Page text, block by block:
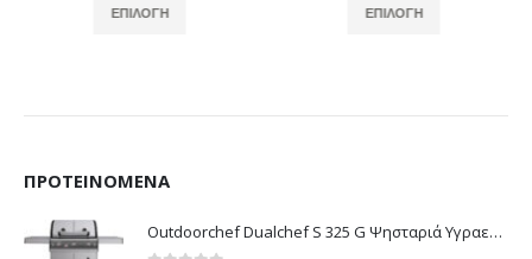
ΕΠΙΛΟΓΉ ΕΠΙΛΟΓΉ
ΠΡΟΤΕΙΝΌΜΕΝΑ
Outdoorchef Dualchef S 325 G Ψησταριά Υγραερίου